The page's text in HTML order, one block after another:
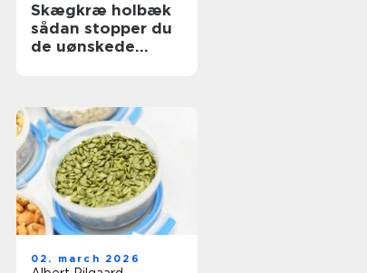
Skægkræ holbæk
sådan stopper du
de uønskede
02. march 2026